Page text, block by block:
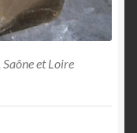
et Loire